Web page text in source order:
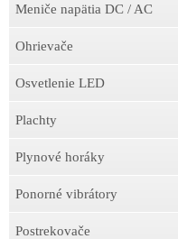
Meniče napätia DC / AC
Ohrievače
Osvetlenie LED
Plachty
Plynové horáky
Ponorné vibrátory
Postrekovače